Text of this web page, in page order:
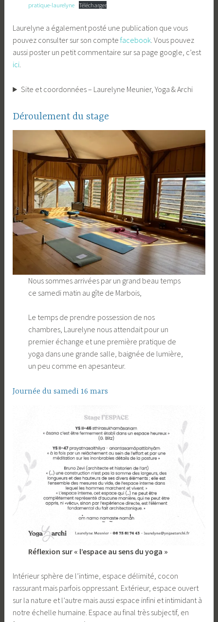
pratique-laurelyne Télécharger
Laurelyne a également posté une publication que vous
pouvez consulter sur son comptefacebook. Vous pouvez
aussi poster un petit commentaire sur sa page google, c’est
ici.
Site et coordonnées – Laurelyne Meunier, Yoga & Archi
Déroulement du stage
Nous sommes arrivées par un grand beau temps
ce samedi matin au gîte de Marbois,
Le temps de prendre possession de nos
chambres, Laurelyne nous attendait pour un
premier échange et une première pratique de
yoga dans une grande salle, baignée de lumière,
un peu comme en apesanteur.
Journée du samedi 16 mars
Réflexion sur « l’espace au sens du yoga »
Intérieur sphère de l’intime, espace délimité, cocon
rassurant mais parfois oppressant. Extérieur, espace ouvert
sur la nature et l’autre mais aussi espace infini et intimidant à
notre échelle humaine. Espace au final très subjectif, en